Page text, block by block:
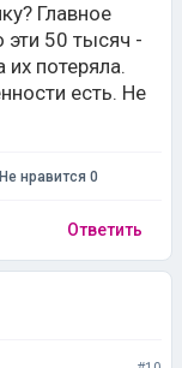
Главное
эти 50 тысяч -
потеряла.
есть. Не
Не нравится 0
Ответить